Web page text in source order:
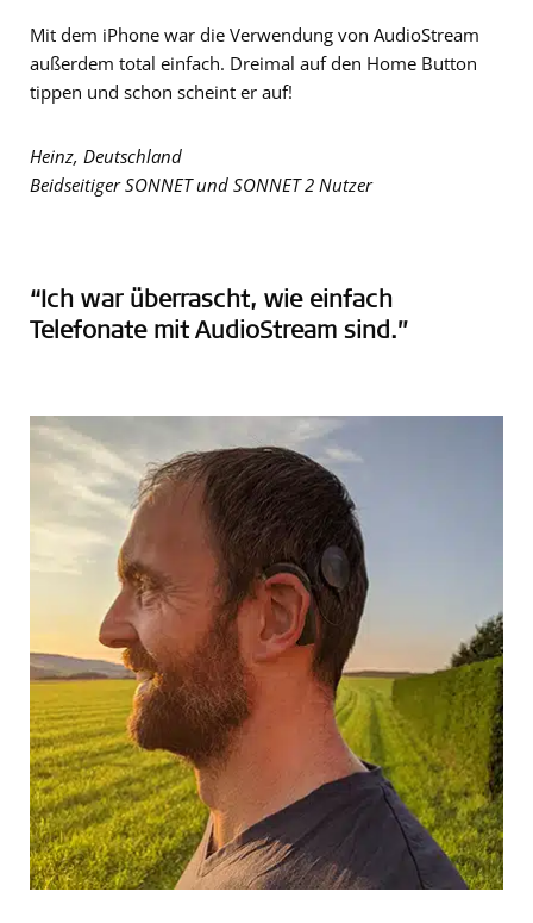
Mit dem iPhone war die Verwendung von AudioStream
außerdem total einfach. Dreimal auf den Home Button
tippen und schon scheint er auf!
Heinz, Deutschland
Beidseitiger SONNET und SONNET 2 Nutzer
“Ich war überrascht, wie einfach
Telefonate mit AudioStream sind.”